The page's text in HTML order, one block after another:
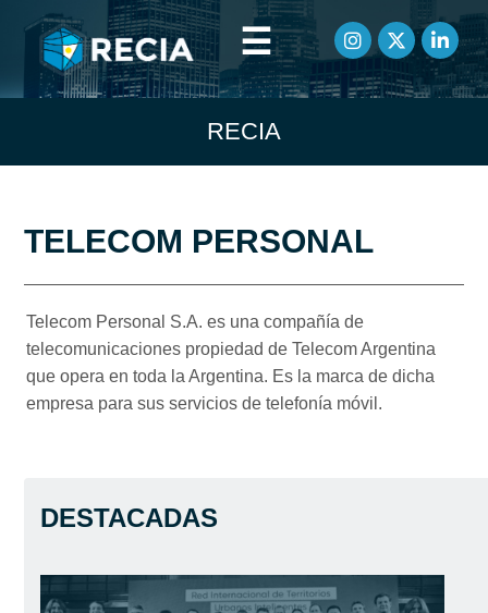
☰
RECIA
TELECOM PERSONAL
Telecom Personal S.A. es una compañía de
telecomunicaciones propiedad de Telecom Argentina
que opera en toda la Argentina. Es la marca de dicha
empresa para sus servicios de telefonía móvil.
DESTACADAS